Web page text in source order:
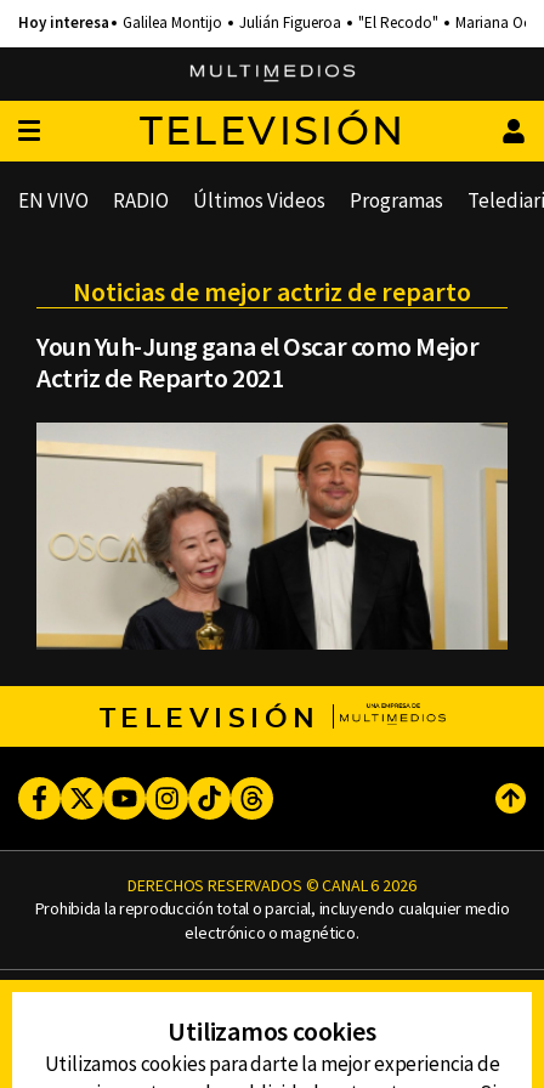
Galilea Montijo Julián Figueroa "El Recodo" Mariana
TELEVISIÓN
EN VIVO RADIO Últimos Videos Programas
Noticias de mejor actriz de reparto
Youn Yuh-Jung gana el Oscar como Mejor
Actriz de Reparto 2021
TELEVISIÓN
FacebookTwitterYoutubeInstagram
TikTokThreads
DERECHOS RESERVADOS © CANAL 6 2026
Prohibida la reproducción total o parcial, incluyendo cualquier medio
electrónico o magnético.
AVISO DE PRIVACIDAD
DEFENSORÍA DE LAS AUDIENCIAS
Utilizamos cookies
Utilizamos cookies para darte la mejor experiencia de